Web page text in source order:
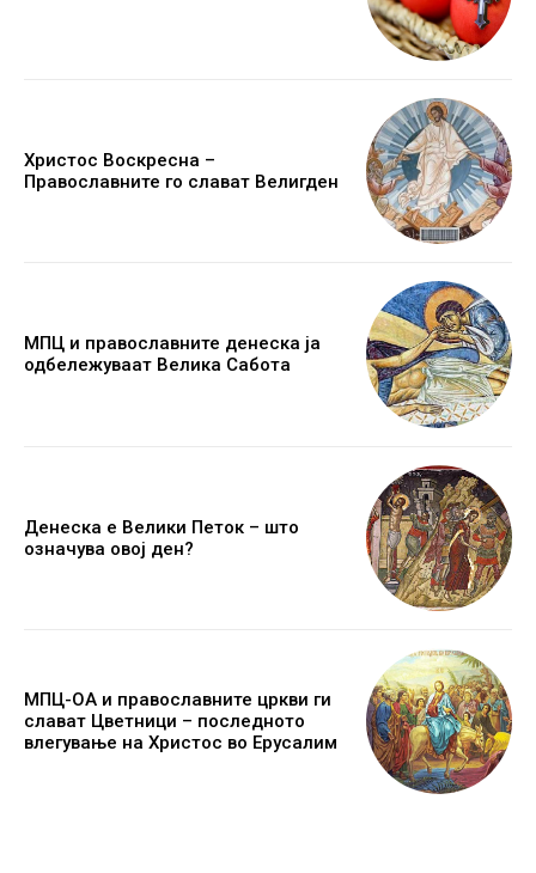
Христос Воскресна –
Православните го слават Велигден
МПЦ и православните денеска ја
одбележуваат Велика Сабота
Денеска е Велики Петок – што
означува овој ден?
МПЦ-ОА и православните цркви ги
слават Цветници – последното
влегување на Христос во Ерусалим